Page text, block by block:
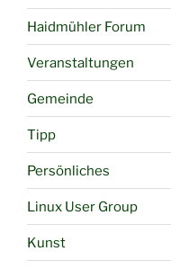
Haidmühler Forum
Veranstaltungen
Gemeinde
Tipp
Persönliches
Linux User Group
Kunst